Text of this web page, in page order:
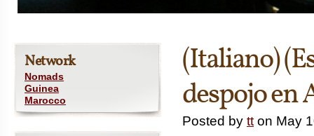
(Italiano)
despojo en
Posted by tt on May
Network
Nomads
Guinea
Marocco